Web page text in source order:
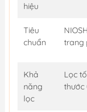
hiệu
Tiêu
chuẩn
trang
Khả
năng
lọc
Lọc
thước